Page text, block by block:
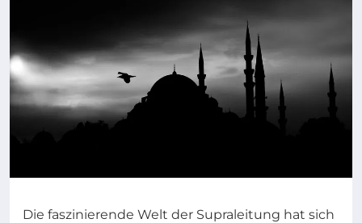
Die faszinierende Welt der Supraleitung hat sich